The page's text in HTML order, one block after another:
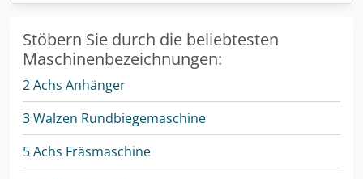
Stöbern Sie durch die beliebtesten
Maschinenbezeichnungen:
2 Achs Anhänger
3 Walzen Rundbiegemaschine
5 Achs Fräsmaschine